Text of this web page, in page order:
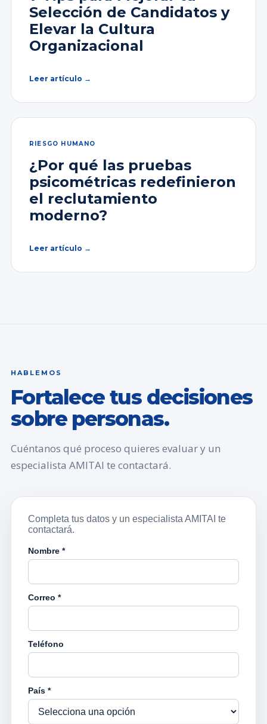
Selección de Candidatos y
Elevar la Cultura
Organizacional
Leer artículo →
RIESGO HUMANO
¿Por qué las pruebas
psicométricas redefinieron
el reclutamiento
moderno?
Leer artículo →
HABLEMOS
Fortalece tus decisiones
sobre personas.
Cuéntanos qué proceso quieres evaluar y un
especialista AMITAI te contactará.